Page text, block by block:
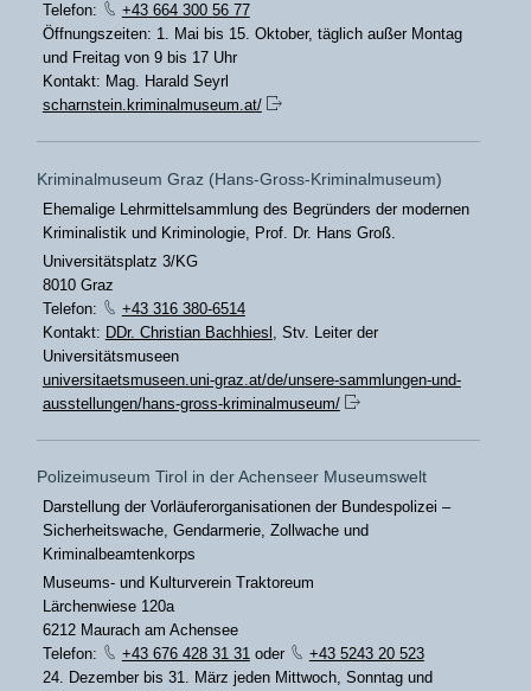
Telefon:
+43 664 300 56 77
Öffnungszeiten: 1. Mai bis 15. Oktober, täglich außer Montag
und Freitag von 9 bis 17 Uhr
Kontakt: Mag. Harald Seyrl
scharnstein.kriminalmuseum.at/
Kriminalmuseum Graz (Hans-Gross-Kriminalmuseum)
Ehemalige Lehrmittelsammlung des Begründers der modernen
Kriminalistik und Kriminologie, Prof. Dr. Hans Groß.
Universitätsplatz 3/KG
8010 Graz
Telefon:
+43 316 380-6514
Kontakt: DDr. Christian Bachhiesl , Stv. Leiter der
Universitätsmuseen
universitaetsmuseen.uni-graz.at/de/unsere-sammlungen-und-
ausstellungen/hans-gross-kriminalmuseum/
Polizeimuseum Tirol in der Achenseer Museumswelt
Darstellung der Vorläuferorganisationen der Bundespolizei –
Sicherheitswache, Gendarmerie, Zollwache und
Kriminalbeamtenkorps
Museums- und Kulturverein Traktoreum
Lärchenwiese 120a
6212 Maurach am Achensee
Telefon:
+43 676 428 31 31oder
+43 5243 20 523
24. Dezember bis 31. März jeden Mittwoch, Sonntag und